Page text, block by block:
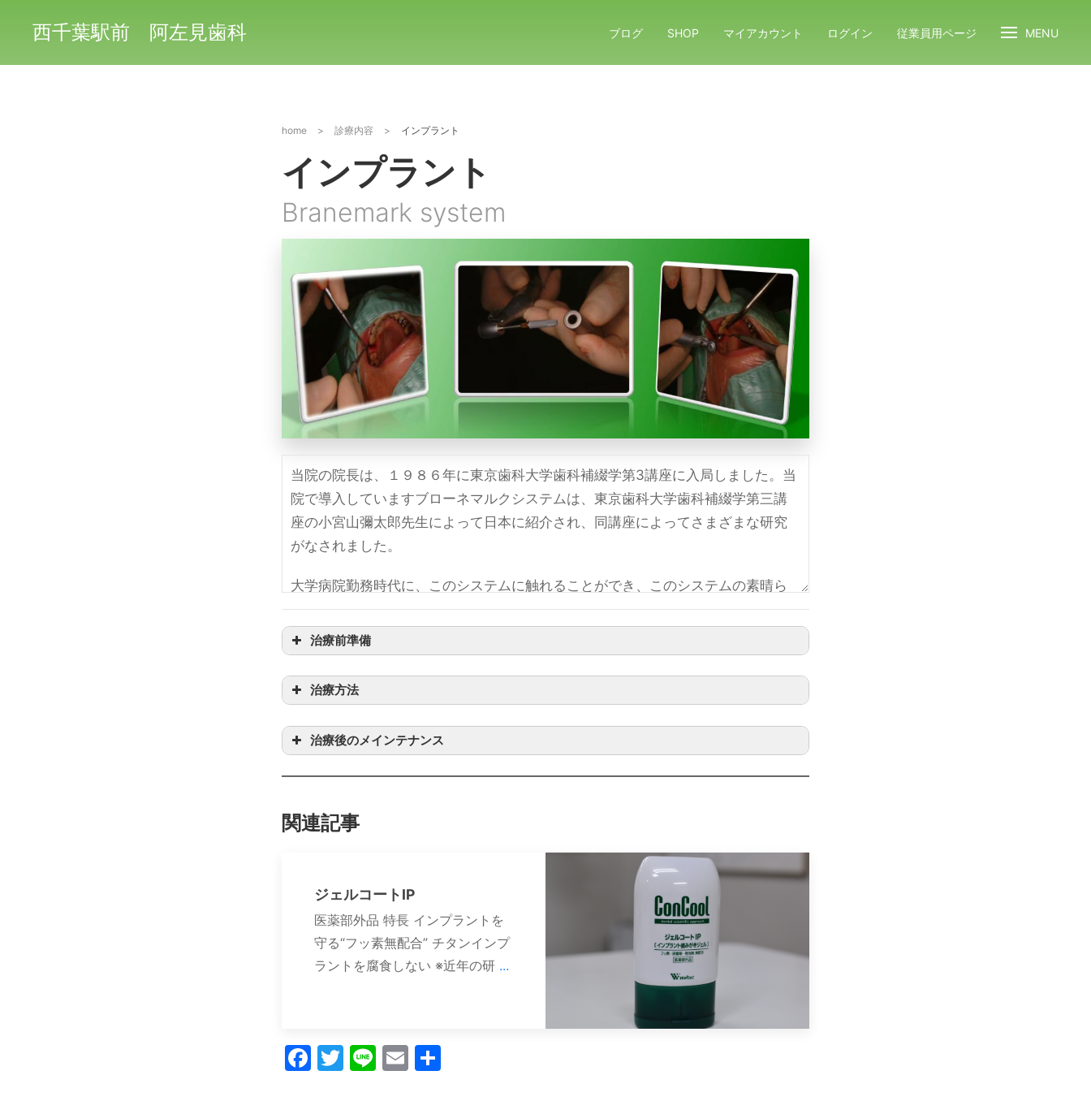
西千葉駅前 阿左見歯科 ブログ SHOP マイアカウント ログイン 従業員用ページ MENU
home > 診療内容 > インプラント
インプラント
Branemark system
当院の院長は、１９８６年に東京歯科大学歯科補綴学第3講座に入局しました。当
院で導入していますブローネマルクシステムは、東京歯科大学歯科補綴学第三講
座の小宮山彌太郎先生によって日本に紹介され、同講座によってさまざまな研究
がなされました。
大学病院勤務時代に、このシステムに触れることができ、このシステムの素晴ら
しさを実感いたしました。
1995年に自医院においてもこのシステムを導入いたしました。現在にいたる28年
以上の間、当院にて治療された患者様から、高い評価をいただいております。
治療前準備
治療方法
治療後のメインテナンス
関連記事
ジェルコートIP
医薬部外品 特長 インプラントを
守る“フッ素無配合” チタンインプ
ラントを腐食しない ※近年の研 ...
Facebook
Twitter
LineEmail